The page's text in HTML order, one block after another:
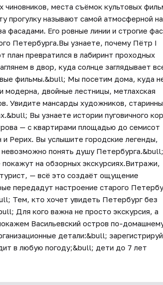
чиновников, места съёмок культовых
прогулку называют самой атмосферной на
фасадами. Его ровные линии и строгие
Петербурга.Вы узнаете, почему Пётр I
превратился в лабиринт проходных
в двор, куда солнце заглядывает
фильмы.&bull; Мы посетим дома, куда
модерна, двойные лестницы, метлахская
Увидите мансарды художников,
Вы узнаете истории пуговичного
— с квартирами площадью до семисот
Рерих. Вы услышите городские легенды,
понять душу
на обзорных экскурсиях.Витражи,
— всё это создаёт ощущение
передадут настроение старого
Тем, кто хочет увидеть Петербург без
Для кого важна не просто экскурсия, а
Васильевский остров по-
детали:&bull;
в любую погоду;&bull; дети до 7 лет